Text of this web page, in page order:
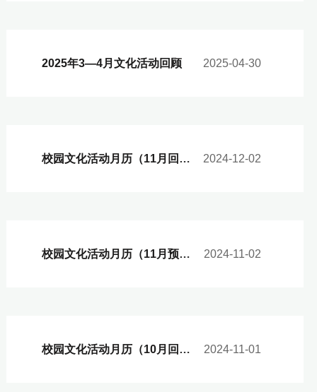
2025年3—4月文化活动回顾 2025-04-30
校园文化活动月历（11月回顾） 2024-12-02
校园文化活动月历（11月预告） 2024-11-02
校园文化活动月历（10月回顾） 2024-11-01